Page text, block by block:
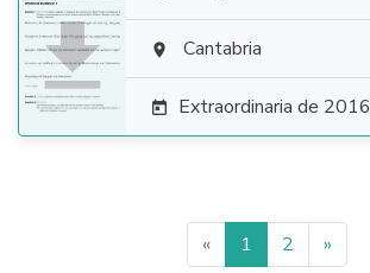
  Cantabria
 Extraordinaria de 2016
« 1 2 »